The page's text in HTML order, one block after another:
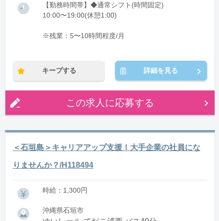
【勤務時間帯】◆通常シフト(時間固定)
10:00〜19:00(休憩1:00)
※残業：5〜10時間程度/月
キープする 詳細を見る
この求人に応募する
＜石垣島＞キャリアアップ支援！大手企業の社員にな
りませんか？/H118494
時給：1,300円
沖縄県石垣市